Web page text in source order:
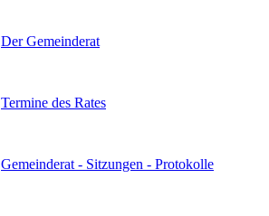
Der Gemeinderat
Termine des Rates
Gemeinderat - Sitzungen - Protokolle